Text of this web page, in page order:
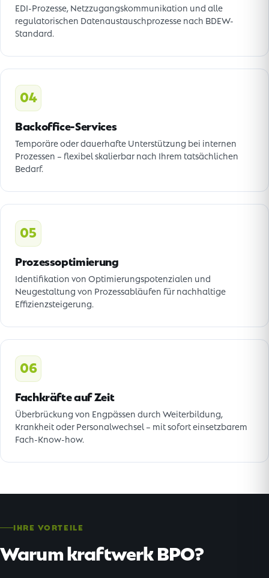
EDI-Prozesse, Netzzugangskommunikation und alle
regulatorischen Datenaustauschprozesse nach BDEW-
Standard.
04
Backoffice-Services
Temporäre oder dauerhafte Unterstützung bei internen
Prozessen – flexibel skalierbar nach Ihrem tatsächlichen
Bedarf.
05
Prozessoptimierung
Identifikation von Optimierungspotenzialen und
Neugestaltung von Prozessabläufen für nachhaltige
Effizienzsteigerung.
06
Fachkräfte auf Zeit
Überbrückung von Engpässen durch Weiterbildung,
Krankheit oder Personalwechsel – mit sofort einsetzbarem
Fach-Know-how.
IHRE VORTEILE
Warum kraftwerk BPO?